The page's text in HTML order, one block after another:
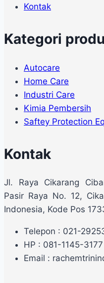
Kontak
Kategori
Autocare
Home Care
Industri Care
Kimia Pembersih
Saftey Protection
Kontak
Jl. Raya Cikarang
Pasir Raya No. 12,
Indonesia, Kode Pos
Telepon : 021-
HP : 081-1145-3177
Email :